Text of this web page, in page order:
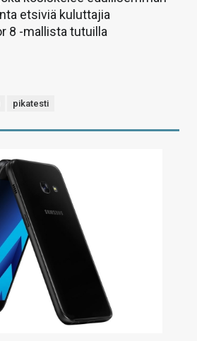
etsiviä kuluttajia
8 -mallista tutuilla
pikatesti